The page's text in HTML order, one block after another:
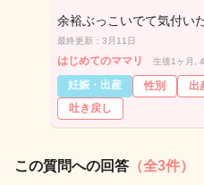
余裕ぶっこいでて気付い
最終更新：3月11日
はじめてのママリ 生後1ヶ月,
妊娠・出産 性別 出
吐き戻し
この質問への回答 （全3件）